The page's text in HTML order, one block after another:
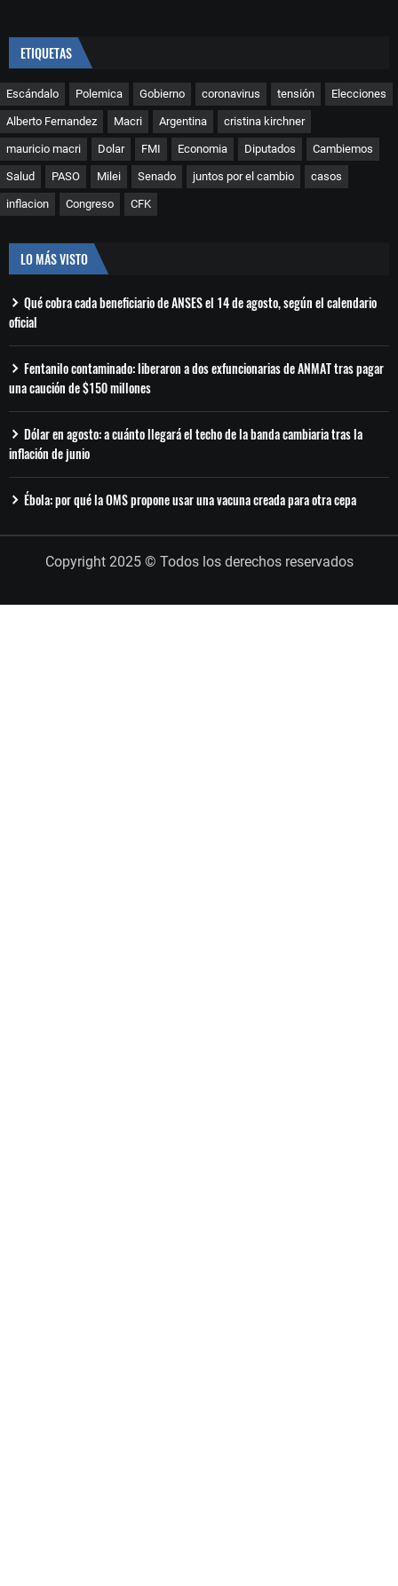
ETIQUETAS
Escándalo Polemica Gobierno coronavirus tensión Elecciones
Alberto Fernandez Macri Argentina cristina kirchner
mauricio macri Dolar FMI Economia Diputados Cambiemos
Salud PASO Milei Senado juntos por el cambio casos
inflacion Congreso CFK
LO MÁS VISTO
Qué cobra cada beneficiario de ANSES el 14 de agosto, según el calendario
oficial
Fentanilo contaminado: liberaron a dos exfuncionarias de ANMAT tras pagar
una caución de $150 millones
Dólar en agosto: a cuánto llegará el techo de la banda cambiaria tras la
inflación de junio
Ébola: por qué la OMS propone usar una vacuna creada para otra cepa
Copyright 2025 © Todos los derechos reservados